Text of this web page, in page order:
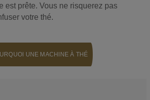
est prête. Vous ne risquerez pas
votre thé.
UNE MACHINE À THÉ